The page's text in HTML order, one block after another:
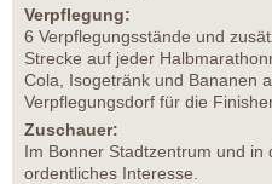
Verpflegung:
6 Verpflegungsstände und
Strecke auf jeder
Cola, Isogetränk und Bananen
Verpflegungsdorf für die
Zuschauer:
Im Bonner Stadtzentrum und in
ordentliches Interesse.